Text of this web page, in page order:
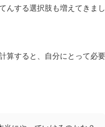
んする選択肢も増えてきまし
算すると、自分にとって必